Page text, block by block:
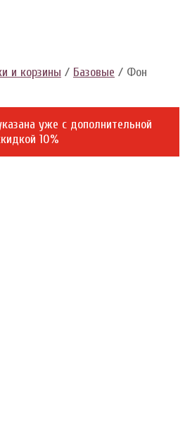
и корзины / Базовые / Фон
уже c дополнительной
10%